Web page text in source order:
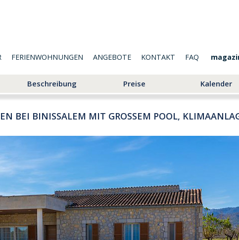
FERIENWOHNUNGEN ANGEBOTE KONTAKT FAQ
Beschreibung Preise Kalender
BEI BINISSALEM MIT GROSSEM POOL,